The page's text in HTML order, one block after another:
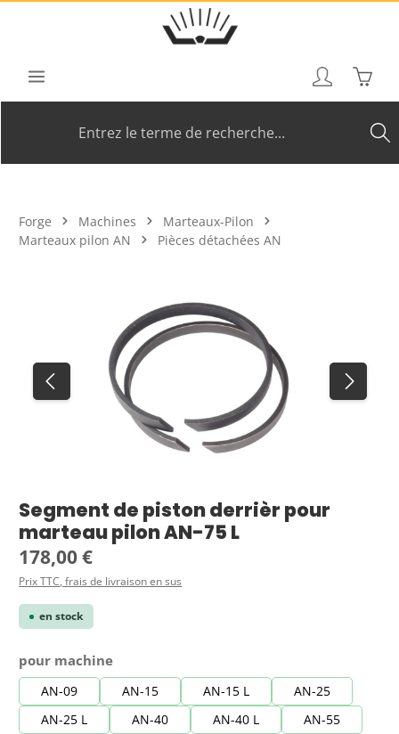
Passer au contenu principal
Le
Forge Machines
Marteaux-Pilon
Marteaux pilon AN
Pièces détachées AN
Segment de piston derrièr pour
marteau pilon AN-75 L
Prix régulier :
178,00 €
Prix TTC, frais de livraison en sus
en stock
Sélectionnez
pour machine
AN-09 AN-15 AN-15 L
AN-25
AN-25 L
AN-40 AN-40 L
AN-55